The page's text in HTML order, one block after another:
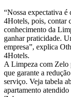
“Nossa expectativa é
4Hotels, pois, contar
conhecimento da
ganhar praticidade.
empresa”, explica
4Hotels.
A Limpeza com Zelo
que garante a
serviço. Veja tabela
apartamento